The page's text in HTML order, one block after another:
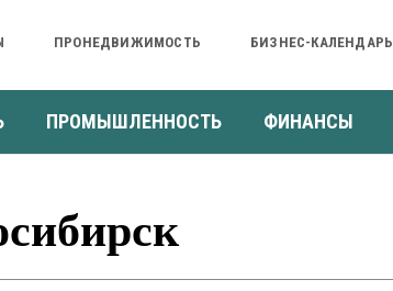
ПРОНЕДВИЖИМОСТЬ БИЗНЕС-КАЛЕНДАРЬ
ПРОМЫШЛЕННОСТЬ ФИНАНСЫ